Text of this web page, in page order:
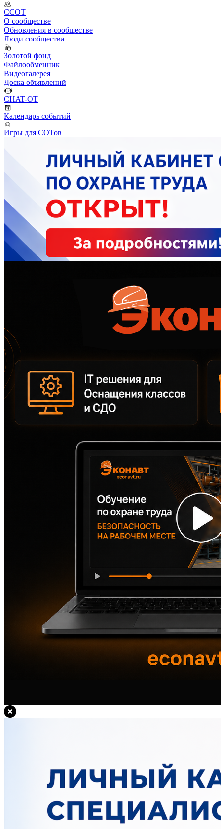
ССОТ
О сообществе
Обновления в сообществе
Люди сообщества
Золотой фонд
Файлообменник
Видеогалерея
Доска объявлений
CHAT-OT
Календарь событий
Игры для СОТов